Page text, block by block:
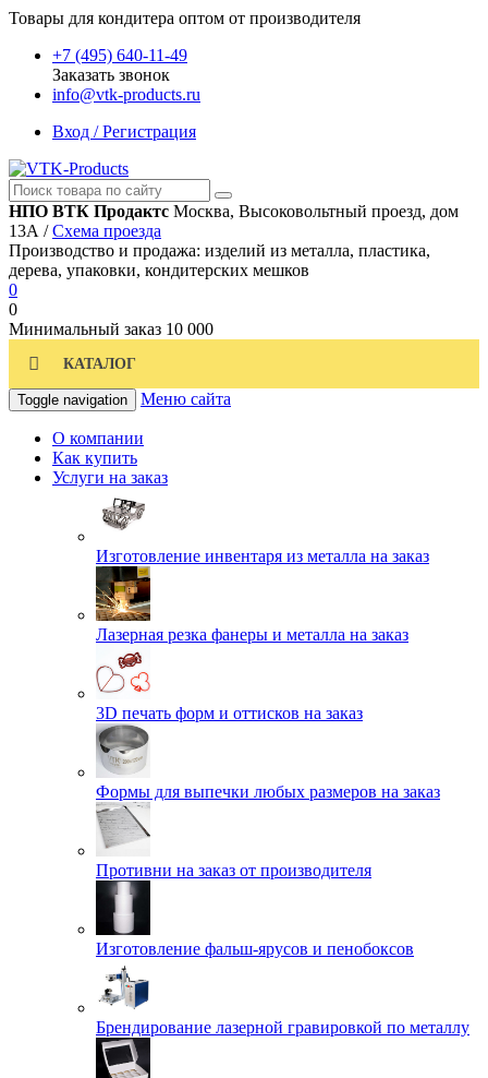
Товары для кондитера оптом от производителя
+7 (495) 640-11-49
Заказать звонок
info@vtk-products.ru
Вход / Регистрация
НПО ВТК Продактс Москва, Высоковольтный проезд, дом
13А /Схема проезда
Производство и продажа: изделий из металла, пластика,
дерева, упаковки, кондитерских мешков
0
0
Минимальный заказ 10 000
КАТАЛОГ
Toggle navigation Меню сайта
О компании
Как купить
Услуги на заказ
Изготовление инвентаря из металла на заказ
Лазерная резка фанеры и металла на заказ
3D печать форм и оттисков на заказ
Формы для выпечки любых размеров на заказ
Противни на заказ от производителя
Изготовление фальш-ярусов и пенобоксов
Брендирование лазерной гравировкой по металлу